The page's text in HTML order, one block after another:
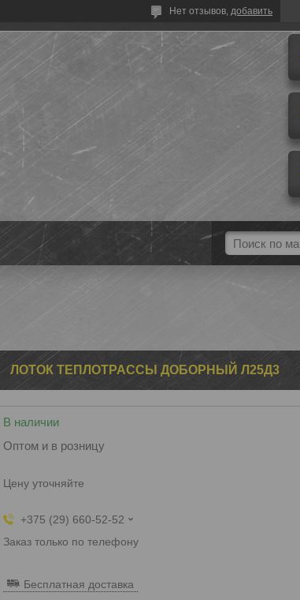
Нет отзывов, добавить
ЛОТОК ТЕПЛОТРАССЫ ДОБОРНЫЙ Л25Д3
В наличии
Оптом и в розницу
Цену уточняйте
+375 (29) 660-52-52
Заказ только по телефону
Бесплатная доставка